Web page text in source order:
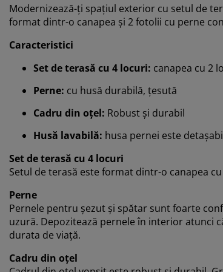
Modernizează-ți spațiul exterior cu setul de
format dintr-o canapea și 2 fotolii cu perne
Caracteristici
Set de terasă cu 4 locuri: canapea cu 2
Perne: cu husă durabilă, țesută
Cadru din oțel: Robust și durabil
Husă lavabilă: husa pernei este
Set de terasă cu 4 locuri
Setul de terasă este format dintr-o canapea
Perne
Pernele pentru șezut și spătar sunt foarte
uzură. Depozitează pernele în interior atunci
durata de viață.
Cadru din oțel